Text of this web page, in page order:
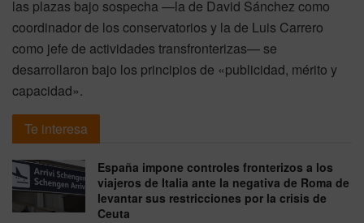
las plazas bajo sospecha —la de David Sánchez como
coordinador de los conservatorios y la de Luis Carrero
como jefe de actividades transfronterizas— se
desarrollaron bajo los principios de «publicidad, mérito y
capacidad».
Te interesa
España impone controles fronterizos a los
viajeros de Italia ante la negativa de Roma de
levantar sus restricciones por la crisis de
Ceuta